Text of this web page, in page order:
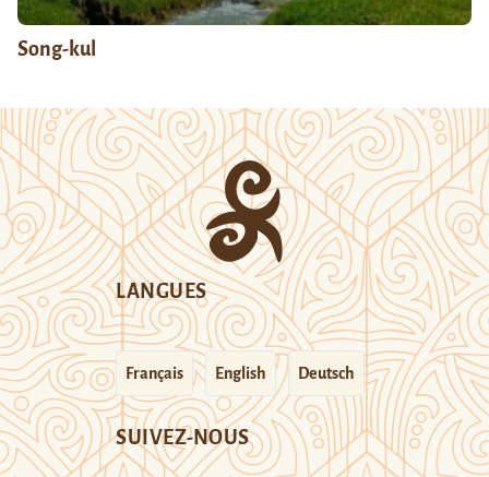
Song-kul
LANGUES
Français English Deutsch
SUIVEZ-NOUS